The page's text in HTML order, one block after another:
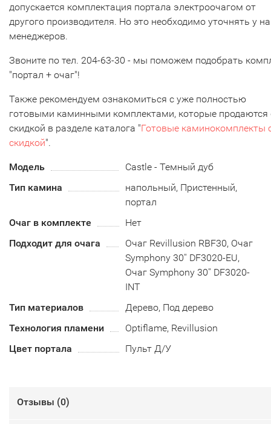
допускается комплектация портала электроочагом от
другого производителя. Но это необходимо уточнять у
менеджеров.
Звоните по тел. 204-63-30 - мы поможем подобрать
"портал + очаг"!
Также рекомендуем ознакомиться с уже полностью
готовыми каминными комплектами, которые продаются
скидкой в разделе каталога "Готовые каминокомплекты
скидкой".
Модель
Castle - Темный дуб
Тип камина
напольный, Пристенный,
портал
Очаг в комплекте
Нет
Подходит для очага
Очаг Revillusion RBF30, Очаг
Symphony 30'' DF3020-EU,
Очаг Symphony 30'' DF3020-
INT
Тип материалов
Дерево, Под дерево
Технология пламени
Optiflame, Revillusion
Цвет портала
Пульт Д/У
Отзывы (0)